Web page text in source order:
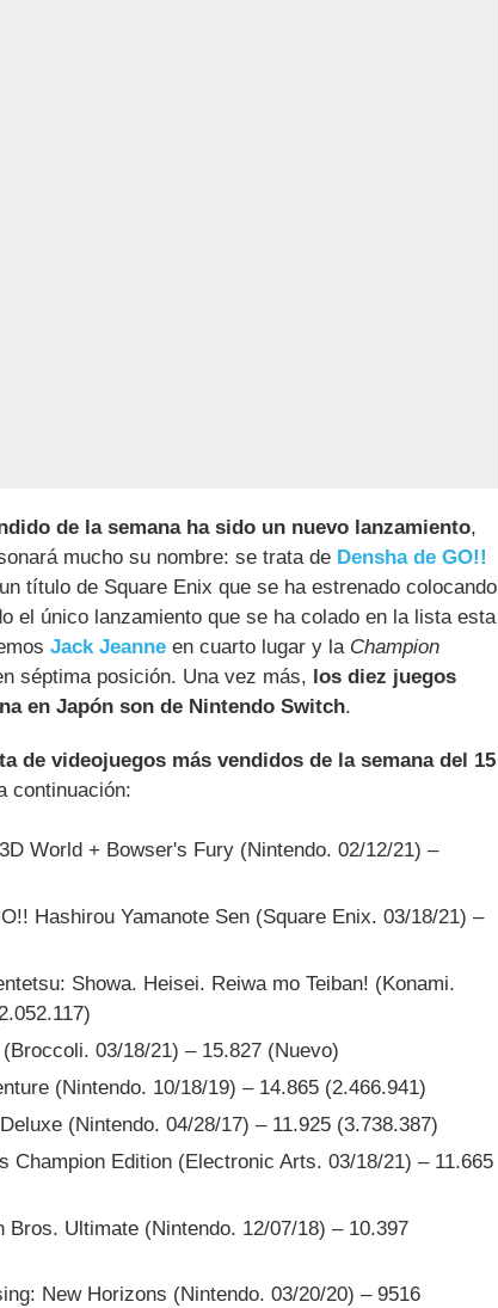
de la semana ha sido un nuevo lanzamiento,
mucho su nombre: se trata de Densha de GO!!
título de Square Enix que se ha estrenado colocando
el único lanzamiento que se ha colado en la lista esta
Jack Jeanne en cuarto lugar y la Champion
séptima posición. Una vez más, los diez juegos
en Japón son de Nintendo Switch.
de videojuegos más vendidos de la semana del 15
continuación:
World + Bowser's Fury (Nintendo. 02/12/21) –
Hashirou Yamanote Sen (Square Enix. 03/18/21) –
Showa. Heisei. Reiwa mo Teiban! (Konami.
03/18/21) – 15.827 (Nuevo)
(Nintendo. 10/18/19) – 14.865 (2.466.941)
(Nintendo. 04/28/17) – 11.925 (3.738.387)
Champion Edition (Electronic Arts. 03/18/21) – 11.665
Bros. Ultimate (Nintendo. 12/07/18) – 10.397
New Horizons (Nintendo. 03/20/20) – 9516